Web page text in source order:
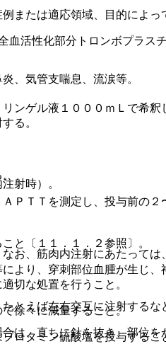
、気管支喘息、流涙等。
射時）。
と〔１１．１．２参照〕。
より、穿刺部位血腫が生じ
切な処置を行うこと。
徐々に減量すること。
タミン硫酸塩を投与する
または適応領域、目的によっ
活性化部分トロンボプラ
ンゲル液１０００ｍＬで希
る。
ＰＴＴを測定し、投与前の２
お、筋肉内注射にあたって
えば左右交互に注射する
は、直ちに針を抜き、部位を